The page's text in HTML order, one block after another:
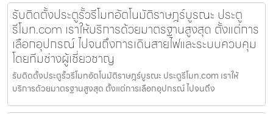
รับติดตั้งประตูรั้วรีโมทอัตโนมัติราษฎร์บูรณะ ประตู
รีโมท.com เราให้บริการด้วยมาตรฐานสูงสุด ตั้งแต่การ
เลือกอุปกรณ์ ไปจนถึงการเดินสายไฟและระบบควบคุม
โดยทีมช่างผู้เชี่ยวชาญ
รับติดตั้งประตูรั้วรีโมทอัตโนมัติราษฎร์บูรณะ ประตูรีโมท.com เราให้
บริการด้วยมาตรฐานสูงสุด ตั้งแต่การเลือกอุปกรณ์ ไปจนถึง